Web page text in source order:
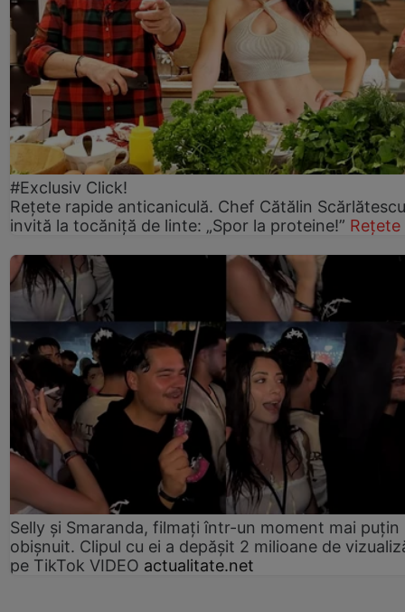
#Exclusiv Click!
Rețete rapide anticaniculă. Chef Cătălin
invită la tocăniță de linte: „Spor la proteine!” Rețete
Selly și Smaranda, filmați într-un moment mai puțin
obișnuit. Clipul cu ei a depășit 2 milioane de
pe TikTok VIDEO actualitate.net